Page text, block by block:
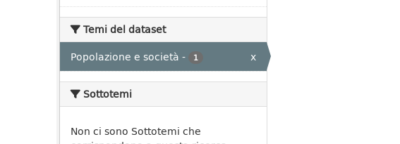
Temi del dataset
Popolazione e società - 1 x
Sottotemi
Non ci sono Sottotemi che